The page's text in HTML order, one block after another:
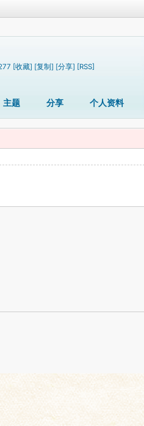
[收藏] [复制] [分享] [RSS]
主题 分享 个人资料